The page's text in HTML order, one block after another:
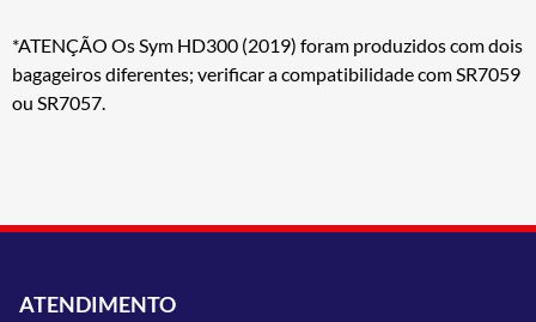
*ATENÇÃO Os Sym HD300 (2019) foram produzidos com dois
bagageiros diferentes; verificar a compatibilidade com SR7059
ou SR7057.
ATENDIMENTO